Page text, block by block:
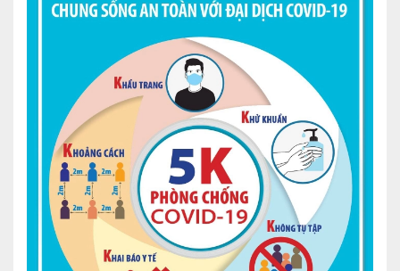
Gói khám tầm soát ung thư sớm
Gói quản lý mạn tính
Dịch vụ ưu đãi đặc biệt
Bác sĩ online - Tư vấn từ xa
Bác sĩ gia đình chăm sóc y tế 24/7
Nhà thuốc GPP